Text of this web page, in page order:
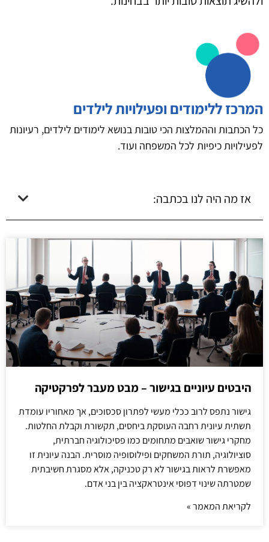
המרכז ללימודים ופעילויות לילדים
כל הכתבות וההמלצות הכי טובות בנושא לימודים לילדים, רעיונות
לפעילויות כיפיות לכל המשפחה ועוד.
אז מה היה לנו בכתבה:
היבטים עיוניים בגישור – מבט מעבר לפרקטיקה
גישור נתפס לרוב ככלי מעשי לפתרון סכסוכים, אך מאחוריו עומדת
תשתית עיונית רחבה העוסקת ביחסים, תקשורת וקבלת החלטות.
מחקרי גישור שואבים מתחומים כמו פסיכולוגיה חברתית,
סוציולוגיה, תורת המשחקים ופילוסופיה מוסרית. הבנה עיונית זו
מאפשרת לראות בגישור לא רק טכניקה, אלא מסגרת חשיבתית
שמטרתה שינוי דפוסי אינטראקציה בין בני אדם.
לקריאת המאמר »